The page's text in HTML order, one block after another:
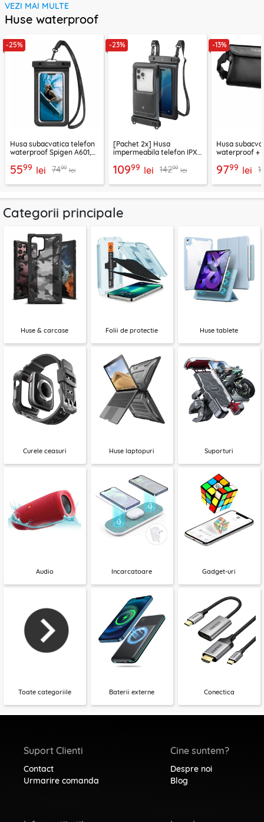
VEZI MAI MULTE
Huse waterproof
-25%
Husa subacvatica telefon
waterproof Spigen A601,
5599 lei 7499 lei
-23%
[Pachet 2x] Husa
impermeabila telefon IPX8
10999 lei 14299 lei
-13%
Husa
waterproof +
9799 lei
Categorii principale
Huse & carcase Folii de protectie Huse tablete
Curele ceasuri Huse laptopuri Suporturi
Audio Incarcatoare Gadget-uri
Toate categoriile Baterii externe Conectica
Suport Clienti
Contact
Urmarire comanda
Cine suntem?
Despre noi
Blog